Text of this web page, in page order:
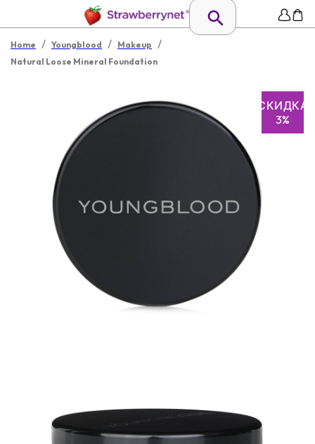
Home / Youngblood / Makeup /
Natural Loose Mineral Foundation
СКИДКА
3%